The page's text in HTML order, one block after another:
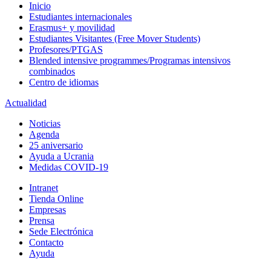
Inicio
Estudiantes internacionales
Erasmus+ y movilidad
Estudiantes Visitantes (Free Mover Students)
Profesores/PTGAS
Blended intensive programmes/Programas intensivos
combinados
Centro de idiomas
Actualidad
Noticias
Agenda
25 aniversario
Ayuda a Ucrania
Medidas COVID-19
Intranet
Tienda Online
Empresas
Prensa
Sede Electrónica
Contacto
Ayuda